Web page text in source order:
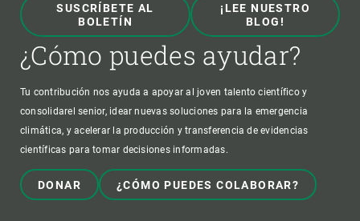
SUSCRÍBETE AL
BOLETÍN
¡LEE NUESTRO
BLOG!
¿Cómo puedes ayudar?
Tu contribución nos ayuda a apoyar al joven talento científico y
consolidarel senior, idear nuevas soluciones para la emergencia
climática, y acelerar la producción y transferencia de evidencias
científicas para tomar decisiones informadas.
DONAR ¿CÓMO PUEDES COLABORAR?